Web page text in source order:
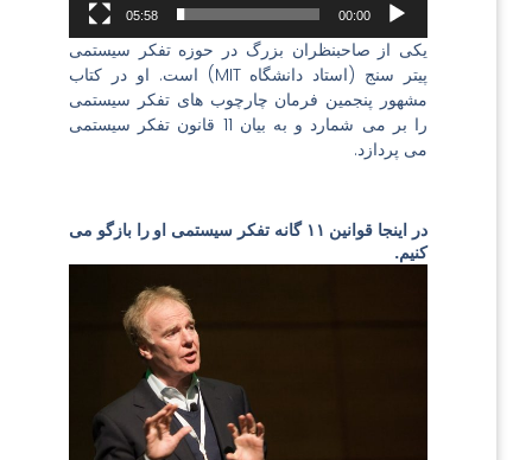
00:00
05:58
یکی از صاحبنظران بزرگ در حوزه تفکر سیستمی
پیتر سنج (استاد دانشگاه MIT) است. او در کتاب
مشهور پنجمین فرمان چارچوب های تفکر سیستمی
را بر می شمارد و به بیان 11 قانون تفکر سیستمی
می پردازد.
در اینجا قوانین ۱۱ گانه تفکر سیستمی او را بازگو می
کنیم.